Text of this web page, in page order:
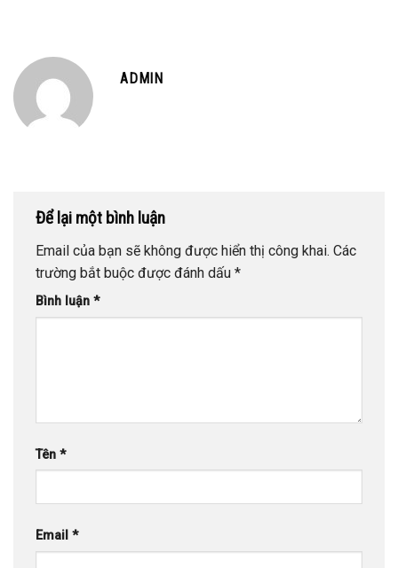
ADMIN
Để lại một bình luận
Email của bạn sẽ không được hiển thị công khai. Các
trường bắt buộc được đánh dấu *
Bình luận *
Tên *
Email *